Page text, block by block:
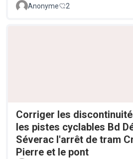
Anonyme 2
Corriger les
les pistes cyclables Bd
Séverac l'arrêt de tram
Pierre et le pont